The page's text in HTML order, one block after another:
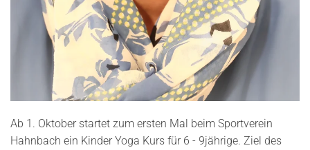
Ab 1. Oktober startet zum ersten Mal beim Sportverein
Hahnbach ein Kinder Yoga Kurs für 6 - 9jährige. Ziel des